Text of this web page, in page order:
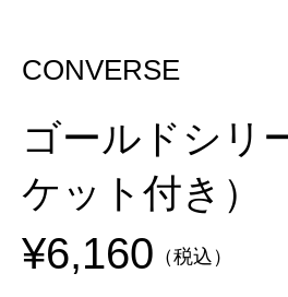
CONVERSE
ゴールドシリ
ケット付き）
¥6,160 （税込）